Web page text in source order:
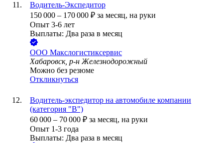
Водитель-Экспедитор
150 000 – 170 000 ₽ за месяц, на руки
Опыт 3-6 лет
Выплаты: Два раза в месяц
ООО Макслогистиксервис
Хабаровск, р-н Железнодорожный
Можно без резюме
Откликнуться
Водитель-экспедитор на автомобиле компании
(категория "В")
60 000 – 70 000 ₽ за месяц, на руки
Опыт 1-3 года
Выплаты: Два раза в месяц